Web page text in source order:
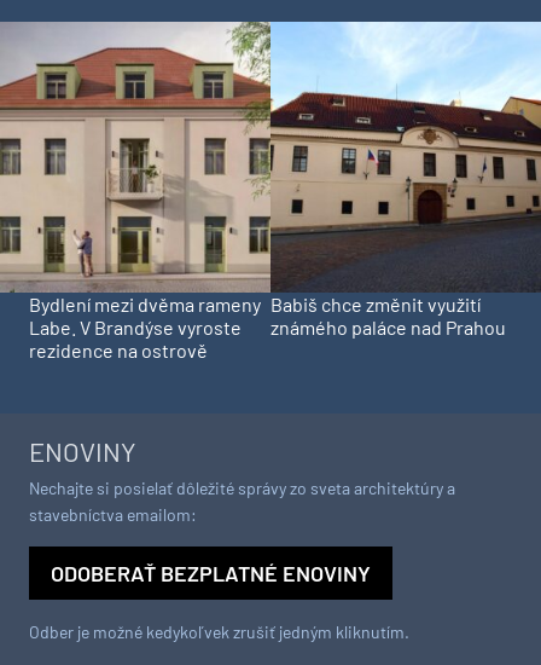
Bydlení mezi dvěma rameny
Labe. V Brandýse vyroste
rezidence na ostrově
Babiš chce změnit využití
známého paláce nad Prahou
ENOVINY
Nechajte si posielať dôležité správy zo sveta architektúry a
stavebníctva emailom:
ODOBERAŤ BEZPLATNÉ ENOVINY
Odber je možné kedykoľvek zrušiť jedným kliknutím.